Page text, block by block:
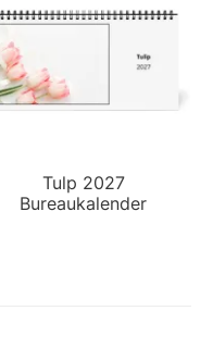
Tulp 2027
Bureaukalender